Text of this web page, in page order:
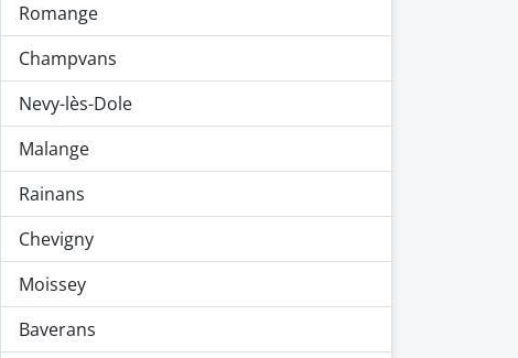
Romange
Champvans
Nevy-lès-Dole
Malange
Rainans
Chevigny
Moissey
Baverans